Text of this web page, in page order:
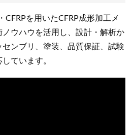
CFRPを用いたCFRP成形加工メ
ウハウを活用し、設計・解析か
ンブリ、塗装、品質保証、試験
ています。